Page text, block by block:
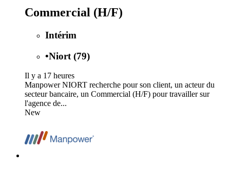
Commercial (H/F)
Intérim
•Niort (79)
Il y a 17 heures
Manpower NIORT recherche pour son client, un acteur du
secteur bancaire, un Commercial (H/F) pour travailler sur
l'agence de...
New